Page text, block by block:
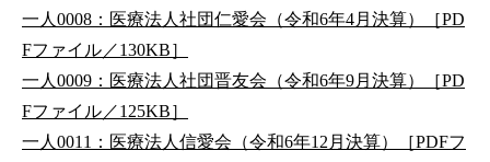
一人0008：医療法人社団仁愛会（令和6年4月決算）［PD
Fファイル／130KB］
一人0009：医療法人社団晋友会（令和6年9月決算）［PD
Fファイル／125KB］
一人0011：医療法人信愛会（令和6年12月決算）［PDFフ